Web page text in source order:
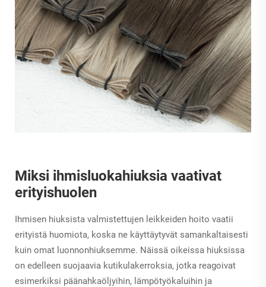
Miksi ihmisluokahiuksia vaativat
erityishuolen
Ihmisen hiuksista valmistettujen leikkeiden hoito vaatii
erityistä huomiota, koska ne käyttäytyvät samankaltaisesti
kuin omat luonnonhiuksemme. Näissä oikeissa hiuksissa
on edelleen suojaavia kutikulakerroksia, jotka reagoivat
esimerkiksi päänahkaöljyihin, lämpötyökaluihin ja